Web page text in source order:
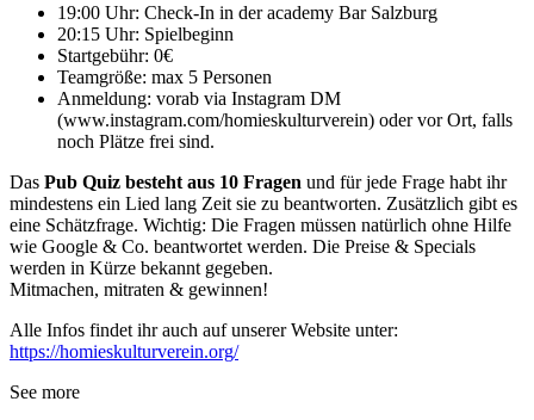
19:00 Uhr: Check-In in der academy Bar Salzburg
20:15 Uhr: Spielbeginn
Startgebühr: 0€
Teamgröße: max 5 Personen
Anmeldung: vorab via Instagram DM
(www.instagram.com/homieskulturverein) oder vor Ort, falls
noch Plätze frei sind.
Das Pub Quiz besteht aus 10 Fragen und für jede Frage habt ihr
mindestens ein Lied lang Zeit sie zu beantworten. Zusätzlich gibt es
eine Schätzfrage. Wichtig: Die Fragen müssen natürlich ohne Hilfe
wie Google & Co. beantwortet werden. Die Preise & Specials
werden in Kürze bekannt gegeben.
Mitmachen, mitraten & gewinnen!
Alle Infos findet ihr auch auf unserer Website unter:
https://homieskulturverein.org/
See more